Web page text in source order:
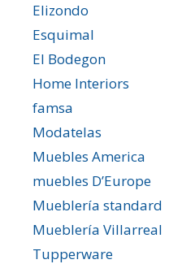
Elizondo
Esquimal
El Bodegon
Home Interiors
famsa
Modatelas
Muebles America
muebles D’Europe
Mueblería standard
Mueblería Villarreal
Tupperware